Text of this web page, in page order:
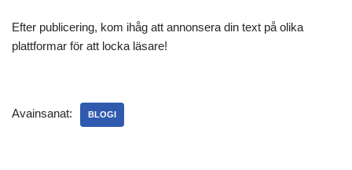
Efter publicering, kom ihåg att annonsera din text på olika
plattformar för att locka läsare!
Avainsanat: BLOGI